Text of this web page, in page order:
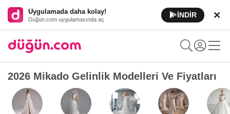
Uygulamada daha kolay!
Düğün.com uygulamasında aç
İNDİR
2026 Mikado Gelinlik Modelleri Ve Fiyatları